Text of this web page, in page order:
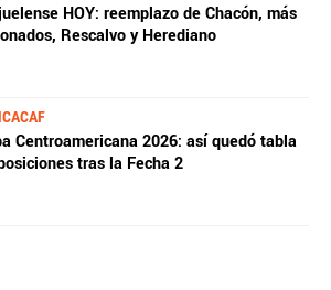
HOY: reemplazo de Chacón, más
Rescalvo y Herediano
Centroamericana 2026: así quedó tabla
tras la Fecha 2